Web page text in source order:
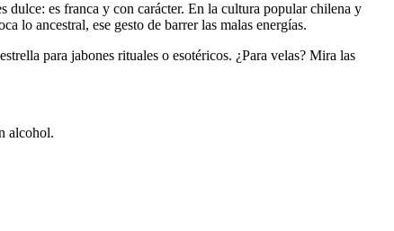
dulce: es franca y con carácter. En la cultura popular chilena y
lo ancestral, ese gesto de barrer las malas energías.
para jabones rituales o esotéricos. ¿Para velas? Mira las
alcohol.